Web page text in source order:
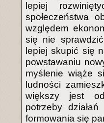
lepiej
społeczeństwa
względem
się nie
lepiej skupić się
powstawaniu
myślenie wiąże
ludności
większy jest
potrzeby
formowania się